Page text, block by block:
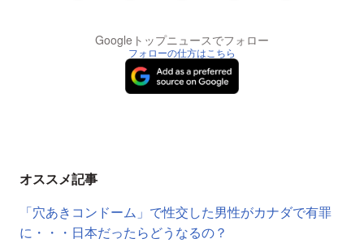
Googleトップニュースでフォロー
フォローの仕方はこちら
オススメ記事
「穴あきコンドーム」で性交した男性がカナダで有罪
に・・・日本だったらどうなるの？